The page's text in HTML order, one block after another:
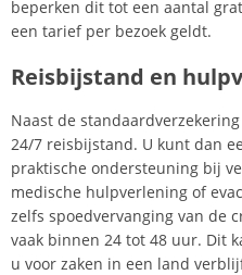
beperken dit tot een aantal
een tarief per bezoek geldt.
Reisbijstand en
Naast de
24/7 reisbijstand. U kunt dan
praktische ondersteuning bij
medische hulpverlening of
zelfs spoedvervanging van de
vaak binnen 24 tot 48 uur. Dit
u voor zaken in een land